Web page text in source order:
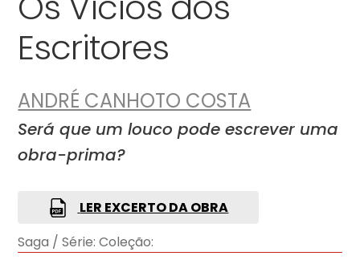
Escritores
ANDRÉ CANHOTO COSTA
Será que um louco pode escrever uma
obra-prima?
LER EXCERTO DA OBRA
Saga / Série: Coleção: